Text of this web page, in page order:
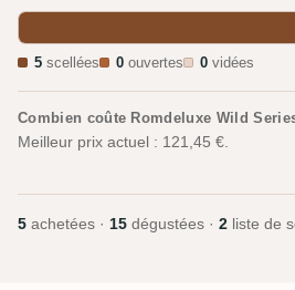
5 scellées 0 ouvertes 0 vidées
Combien coûte Romdeluxe Wild
Meilleur prix actuel : 121,45 €.
5 achetées · 15 dégustées · 2 liste de